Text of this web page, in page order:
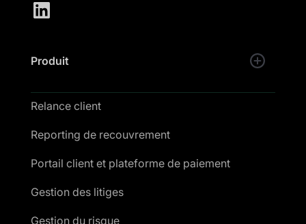
Produit
Relance client
Reporting de recouvrement
Portail client et plateforme de paiement
Gestion des litiges
Gestion du risque